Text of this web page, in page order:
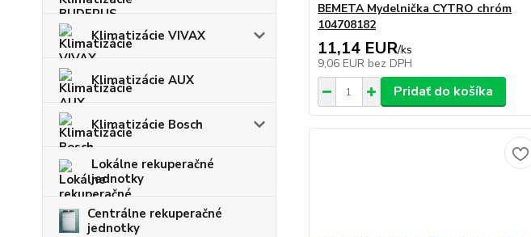
Klimatizácie VIVAX
Klimatizácie AUX
Klimatizácie Bosch
Lokálne rekuperačné
jednotky
Centrálne rekuperačné
jednotky
BEMETA Mydelnička CYTRO chróm
104708182
11,14 EUR/ks
9,06 EUR bez DPH
Pridať do košíka